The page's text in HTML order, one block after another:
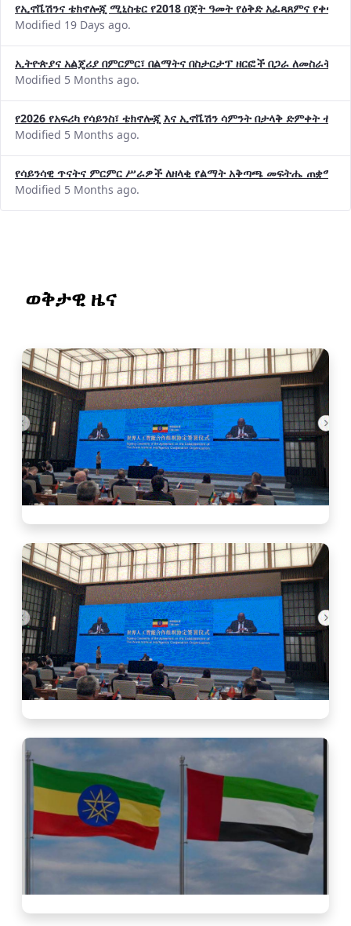
የኢኖቬሽንና ቴክኖሎጂ ሚኒስቴር የ2018 በጀት ዓመት የዕቅድ አፈጻጸምና
Modified 19 Days ago.
ኢትዮጵያና አልጄሪያ በምርምር፣ በልማትና በስታርታፕ ዘርፎች በጋራ ለመስራት
Modified 5 Months ago.
የ2026 የአፍሪካ የሳይንስ፣ ቴክኖሎጂ እና ኢኖቬሽን ሳምንት በታላቅ ድምቀት
Modified 5 Months ago.
የሳይንሳዊ ጥናትና ምርምር ሥራዎች ለዘላቂ የልማት አቅጣጫ መፍትሔ ጠቋሚ
Modified 5 Months ago.
ወቅታዊ ዜና